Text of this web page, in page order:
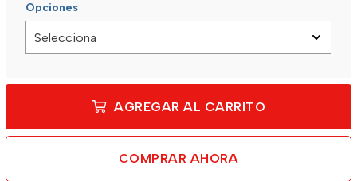
Opciones
AGREGAR AL CARRITO
COMPRAR AHORA